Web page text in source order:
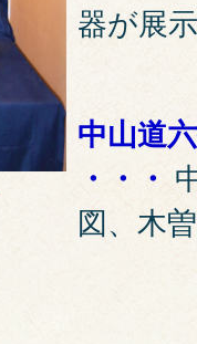
器が展
中山道
・・・
図、木